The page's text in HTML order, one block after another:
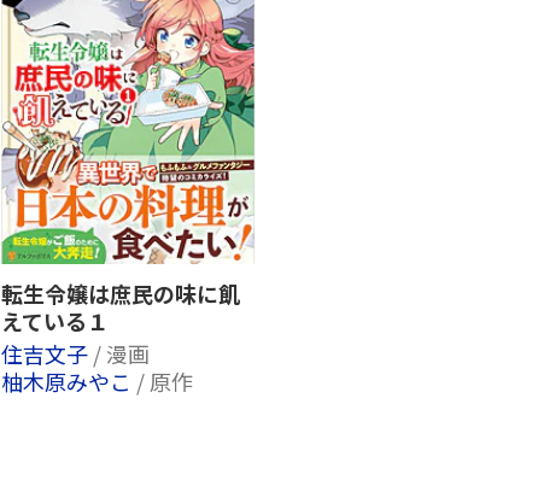
転生令嬢は庶民の味に飢
えている１
住吉文子/ 漫画
柚木原みやこ / 原作